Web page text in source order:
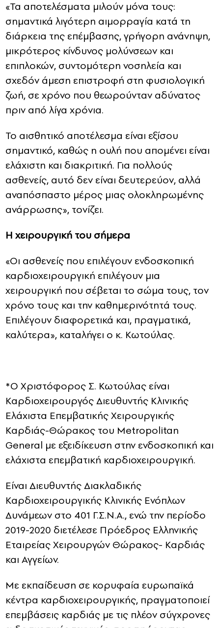
«Τα αποτελέσματα μιλούν μόνα τους:
σημαντικά λιγότερη αιμορραγία κατά τη
διάρκεια της επέμβασης, γρήγορη ανάνηψη,
μικρότερος κίνδυνος μολύνσεων και
επιπλοκών, συντομότερη νοσηλεία και
σχεδόν άμεση επιστροφή στη φυσιολογική
ζωή, σε χρόνο που θεωρούνταν αδύνατος
πριν από λίγα χρόνια.
Το αισθητικό αποτέλεσμα είναι εξίσου
σημαντικό, καθώς η ουλή που απομένει είναι
ελάχιστη και διακριτική. Για πολλούς
ασθενείς, αυτό δεν είναι δευτερεύον, αλλά
αναπόσπαστο μέρος μιας ολοκληρωμένης
ανάρρωσης», τονίζει.
Η χειρουργική του σήμερα
«Οι ασθενείς που επιλέγουν ενδοσκοπική
καρδιοχειρουργική επιλέγουν μια
χειρουργική που σέβεται το σώμα τους, τον
χρόνο τους και την καθημερινότητά τους.
Επιλέγουν διαφορετικά και, πραγματικά,
καλύτερα», καταλήγει ο κ. Κωτούλας.
*Ο Χριστόφορος Σ. Κωτούλας είναι
Καρδιοχειρουργός Διευθυντής Κλινικής
Ελάχιστα Επεμβατικής Χειρουργικής
Καρδιάς-Θώρακος του Metropolitan
General με εξειδίκευση στην ενδοσκοπική και
ελάχιστα επεμβατική καρδιοχειρουργική.
Είναι Διευθυντής Διακλαδικής
Καρδιοχειρουργικής Κλινικής Ενόπλων
Δυνάμεων στο 401 Γ.Σ.Ν.Α., ενώ την περίοδο
2019-2020 διετέλεσε Πρόεδρος Ελληνικής
Εταιρείας Χειρουργών Θώρακος- Καρδιάς
και Αγγείων.
Με εκπαίδευση σε κορυφαία ευρωπαϊκά
κέντρα καρδιοχειρουργικής, πραγματοποιεί
επεμβάσεις καρδιάς με τις πλέον σύγχρονες